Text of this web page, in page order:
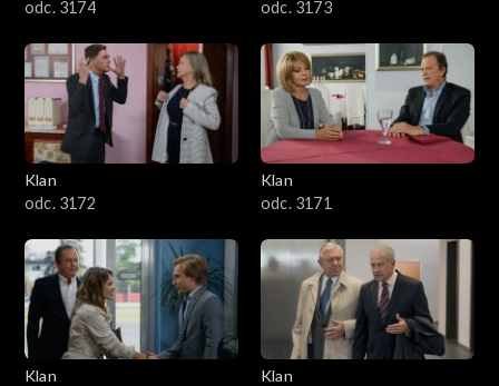
odc. 3174 odc. 3173
Klan
odc. 3172
Klan
odc. 3171
Klan
Klan